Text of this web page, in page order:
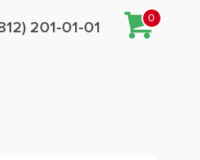
201-01-01
0